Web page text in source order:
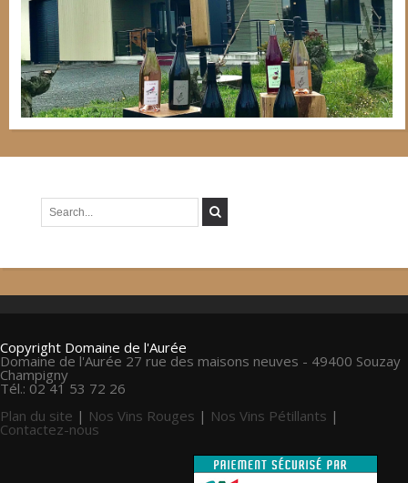
Copyright Domaine de l'Aurée
Domaine de l'Aurée 27 rue des maisons neuves - 49400 Souzay
Champigny
Tél.: 02 41 53 72 26
Plan du site | Nos Vins Rouges | Nos Vins Pétillants |
Contactez-nous